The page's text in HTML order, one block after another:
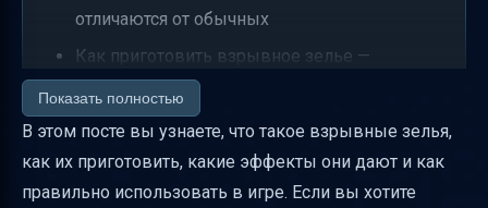
отличаются от обычных
Как приготовить взрывное зелье —
ингредиенты и процесс
Как приготовить зелье слабости для
взрывного зелья
Радиус и эффект взрывных зелий
Показать полностью
В этом посте вы узнаете, что такое взрывные зелья,
как их приготовить, какие эффекты они дают и как
правильно использовать в игре. Если вы хотите